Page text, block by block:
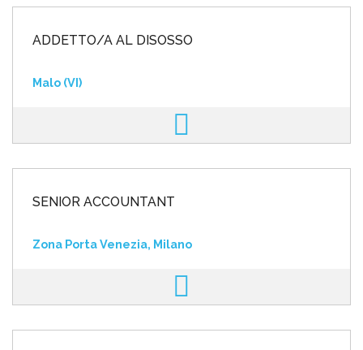
ADDETTO/A AL DISOSSO
Malo (VI)
SENIOR ACCOUNTANT
Zona Porta Venezia, Milano